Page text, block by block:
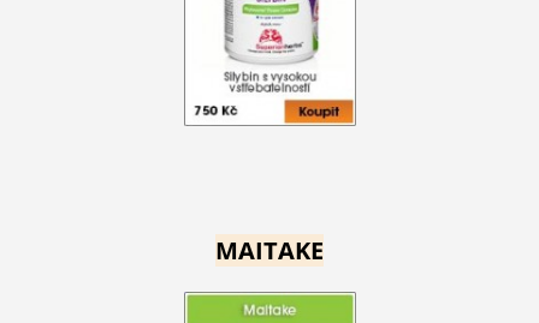
MAITAKE